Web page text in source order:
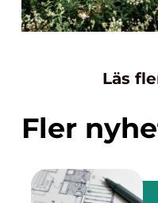
Läs
Fler